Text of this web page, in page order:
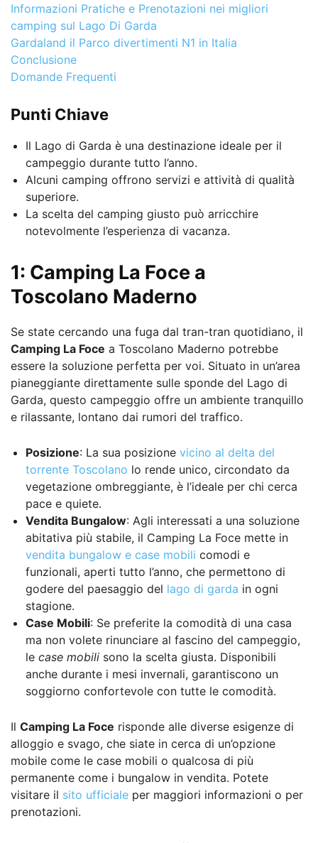
Informazioni Pratiche e Prenotazioni nei migliori
camping sul Lago Di Garda
Gardaland il Parco divertimenti N1 in Italia
Conclusione
Domande Frequenti
Punti Chiave
Il Lago di Garda è una destinazione ideale per il
campeggio durante tutto l’anno.
Alcuni camping offrono servizi e attività di qualità
superiore.
La scelta del camping giusto può arricchire
notevolmente l’esperienza di vacanza.
1: Camping La Foce a
Toscolano Maderno
Se state cercando una fuga dal tran-tran quotidiano, il
Camping La Foce a Toscolano Maderno potrebbe
essere la soluzione perfetta per voi. Situato in un’area
pianeggiante direttamente sulle sponde del Lago di
Garda, questo campeggio offre un ambiente tranquillo
e rilassante, lontano dai rumori del traffico.
Posizione: La sua posizione vicino al delta del
torrente Toscolano lo rende unico, circondato da
vegetazione ombreggiante, è l’ideale per chi cerca
pace e quiete.
Vendita Bungalow: Agli interessati a una soluzione
abitativa più stabile, il Camping La Foce mette in
vendita bungalow e case mobili comodi e
funzionali, aperti tutto l’anno, che permettono di
godere del paesaggio del lago di garda in ogni
stagione.
Case Mobili: Se preferite la comodità di una casa
ma non volete rinunciare al fascino del campeggio,
le case mobili sono la scelta giusta. Disponibili
anche durante i mesi invernali, garantiscono un
soggiorno confortevole con tutte le comodità.
Il Camping La Foce risponde alle diverse esigenze di
alloggio e svago, che siate in cerca di un’opzione
mobile come le case mobili o qualcosa di più
permanente come i bungalow in vendita. Potete
visitare il sito ufficiale per maggiori informazioni o per
prenotazioni.